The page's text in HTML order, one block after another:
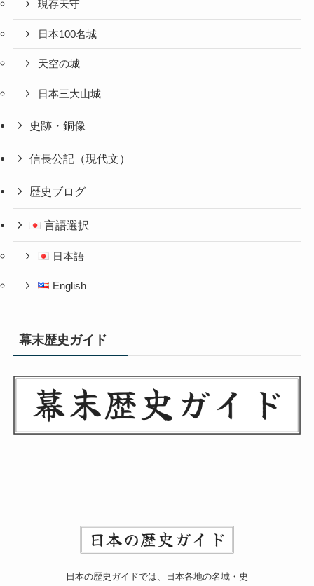
現存天守
日本100名城
天空の城
日本三大山城
史跡・銅像
信長公記（現代文）
歴史ブログ
言語選択
日本語
English
幕末歴史ガイド
日本の歴史ガイドでは、日本各地の名城・史